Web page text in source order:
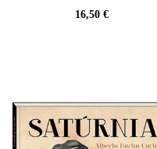
16,50 €